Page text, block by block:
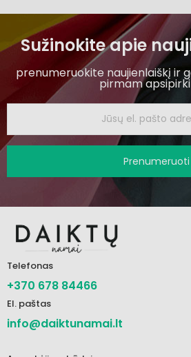
Sužinokite apie
prenumeruokite naujienlaiškį ir
pirmam
Prenumeruoti
Telefonas
+370 678 84466
El. paštas
info@daiktunamai.lt